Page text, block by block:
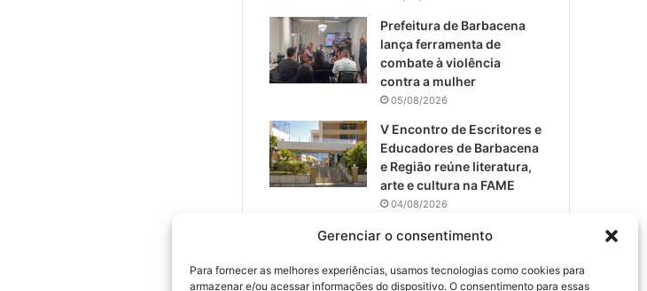
Gerenciar o consentimento
Para fornecer as melhores experiências, usamos tecnologias como cookies para
armazenar e/ou acessar informações do dispositivo. O consentimento para essas
Prefeitura de Barbacena
lança ferramenta de
combate à violência
contra a mulher
05/08/2026
V Encontro de Escritores e
Educadores de Barbacena
e Região reúne literatura,
arte e cultura na FAME
04/08/2026
Teatro da Pedra apresenta
João del-Rei